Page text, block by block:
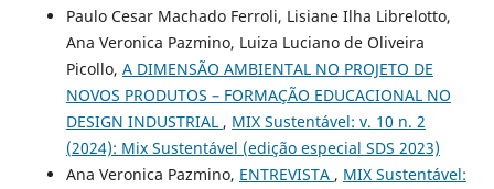
Paulo Cesar Machado Ferroli, Lisiane Ilha Librelotto,
Ana Veronica Pazmino, Luiza Luciano de Oliveira
Picollo, A DIMENSÃO AMBIENTAL NO PROJETO DE
NOVOS PRODUTOS – FORMAÇÃO EDUCACIONAL NO
DESIGN INDUSTRIAL , MIX Sustentável: v. 10 n. 2
(2024): Mix Sustentável (edição especial SDS 2023)
Ana Veronica Pazmino, ENTREVISTA , MIX Sustentável: